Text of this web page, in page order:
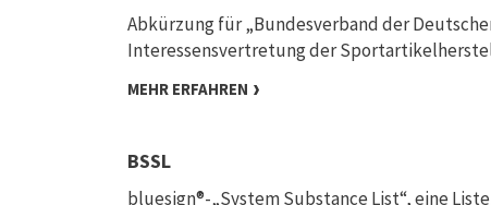
Abkürzung für „Bundesverband der
Interessensvertretung der
MEHR ERFAHREN
BSSL
bluesign®-„System Substance List“, eine